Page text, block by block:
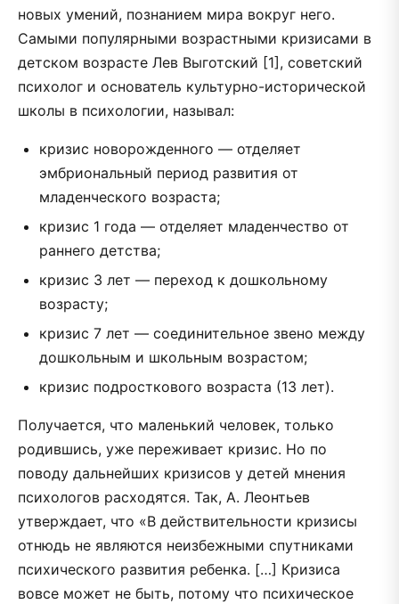
новых умений, познанием мира вокруг него.
Самыми популярными возрастными кризисами в
детском возрасте Лев Выготский [1], советский
психолог и основатель культурно-исторической
школы в психологии, называл:
кризис новорожденного — отделяет
эмбриональный период развития от
младенческого возраста;
кризис 1 года — отделяет младенчество от
раннего детства;
кризис 3 лет — переход к дошкольному
возрасту;
кризис 7 лет — соединительное звено между
дошкольным и школьным возрастом;
кризис подросткового возраста (13 лет).
Получается, что маленький человек, только
родившись, уже переживает кризис. Но по
поводу дальнейших кризисов у детей мнения
психологов расходятся. Так, А. Леонтьев
утверждает, что «В действительности кризисы
отнюдь не являются неизбежными спутниками
психического развития ребенка. […] Кризиса
вовсе может не быть, потому что психическое